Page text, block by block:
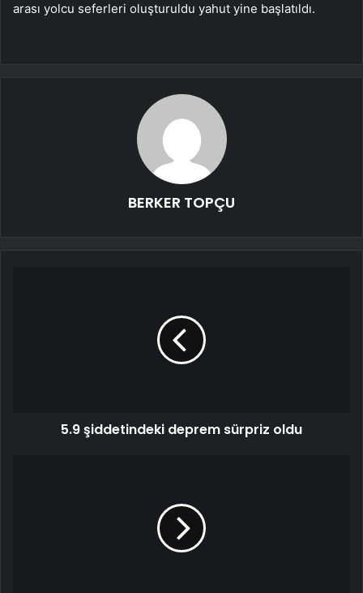
arası yolcu seferleri oluşturuldu yahut yine başlatıldı.
BERKER TOPÇU
5.9 şiddetindeki deprem sürpriz oldu